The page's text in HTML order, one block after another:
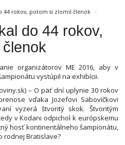
44 rokov, potom si zlomil členok
do 44 rokov,
organizátorov ME 2016, aby v
vystúpil na exhibícii.
– O päť dní uplynie 30 rokov
vďaka Jozefovi Sabovíčkovi
vyzerá štvoritý skok. Štvoritým
v Kodani odpichol k európskemu
hosť kontinentálneho šampionátu,
rodnej Bratislave?